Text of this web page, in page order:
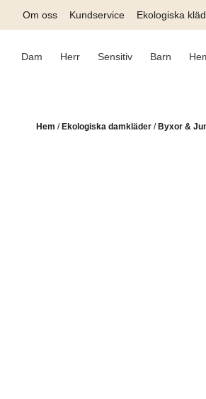
Om oss Kundservice Ekologiska
Dam Herr Sensitiv Barn
Hem /Ekologiska damkläder /Byxor &